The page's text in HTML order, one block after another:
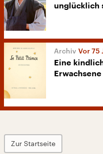
unglücklich
Vor 75
Eine
Erwachsene
Zur Startseite